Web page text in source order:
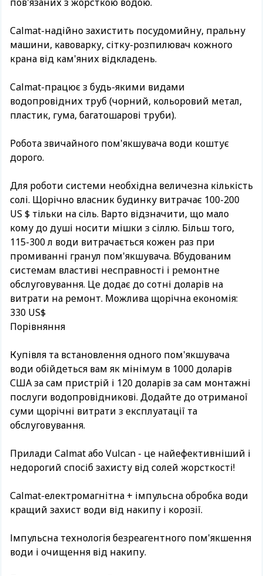
Calmat-надійно захистить посудомийну, пральну
машини, кавоварку, сітку-розпилювач кожного
крана від кам'яних відкладень.
Calmat-працює з будь-якими видами
водопровідних труб (чорний, кольоровий метал,
пластик, гума, багатошарові труби).
Робота звичайного пом'якшувача води коштує
дорого.
Для роботи системи необхідна величезна кількість
солі. Щорічно власник будинку витрачає 100-200
US $ тільки на сіль. Варто відзначити, що мало
кому до душі носити мішки з сіллю. Більш того,
115-300 л води витрачається кожен раз при
промиванні гранул пом'якшувача. Вбудованим
системам властиві несправності і ремонтне
обслуговування. Це додає до сотні доларів на
витрати на ремонт. Можлива щорічна економія:
330 US$
Порівняння
Купівля та встановлення одного пом'якшувача
води обійдеться вам як мінімум в 1000 доларів
США за сам пристрій і 120 доларів за сам монтажні
послуги водопровідникові. Додайте до отриманої
суми щорічні витрати з експлуатації та
обслуговування.
Прилади Calmat або Vulcan - це найефективніший і
недорогий спосіб захисту від солей жорсткості!
Сalmat-електромагнітна + імпульсна обробка води
кращий захист води від накипу і корозії.
Імпульсна технологія безреагентного пом'якшення
води і очищення від накипу.